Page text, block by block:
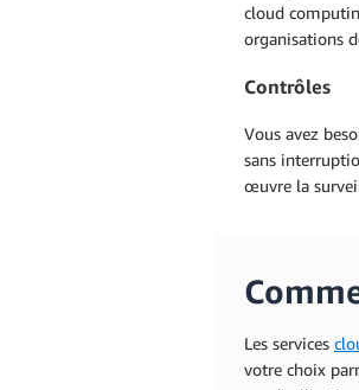
cloud
organisations
Contrôles
Vous avez
sans
œuvre la
Les services
votre choix